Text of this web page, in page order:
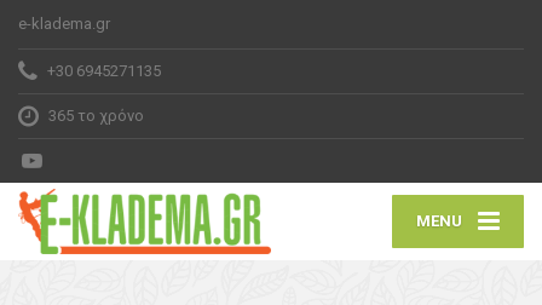
e-kladema.gr
+30 6945271135
365 το χρόνο
MENU